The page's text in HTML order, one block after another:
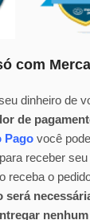
com
dinheiro de
de
Pago você
receber seu
receba o
será